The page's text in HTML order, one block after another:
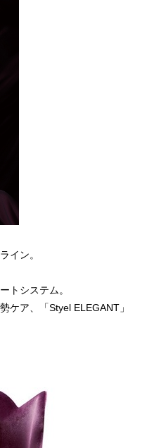
イン。
トシステム。
ケア、「Styel ELEGANT」